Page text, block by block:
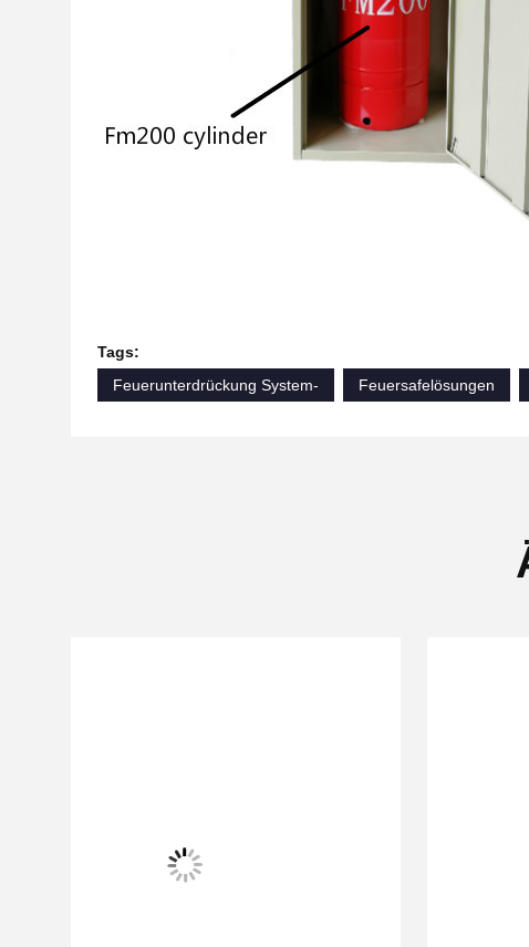
Tags:
Feuerunterdrückung System-
Feuersafelösungen